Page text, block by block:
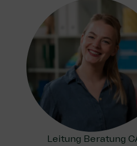
Leitung Beratung